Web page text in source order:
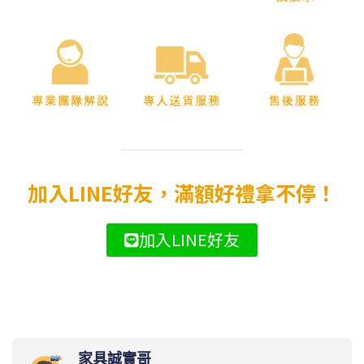
加入LINE好友，滿額好禮拿不停！
加入LINE好友
家具誠實哥